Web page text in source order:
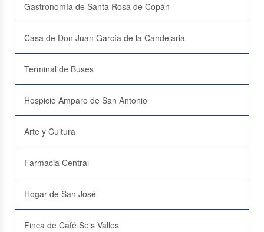
Gastronomía de Santa Rosa de Copán
Casa de Don Juan García de la Candelaria
Terminal de Buses
Hospicio Amparo de San Antonio
Arte y Cultura
Farmacia Central
Hogar de San José
Finca de Café Seis Valles